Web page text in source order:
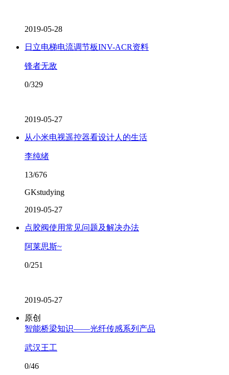
2019-05-28
日立电梯电流调节板INV-ACR资料
锋者无敌
0/329
2019-05-27
从小米电视遥控器看设计人的生活
李纯绪
13/676
GKstudying
2019-05-27
点胶阀使用常见问题及解决办法
阿莱思斯~
0/251
2019-05-27
原创
智能桥梁知识——光纤传感系列产品
武汉王工
0/46